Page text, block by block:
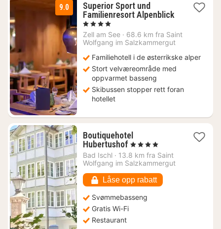
9.0
Superior Sport und
Familienresort Alpenblick
2
netter
fra
2504
kr.
, 4 Stjerner
Zell am See · 68.6 km fra Saint
Wolfgang im Salzkammergut
Familiehotell i de østerrikske alper
Stort velværeområde med
oppvarmet basseng
Skibussen stopper rett foran
hotellet
Boutiquehotel
Hubertushof 1
natt
fra
kr.
, 4 Stjerner
Bad Ischl · 13.8 km fra Saint
Wolfgang im Salzkammergut
Låse opp rabatt
Svømmebasseng
Gratis Wi-Fi
Restaurant